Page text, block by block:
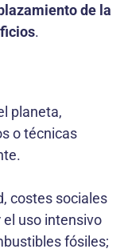
de la
.
planeta,
o técnicas
costes sociales
uso intensivo
fósiles;